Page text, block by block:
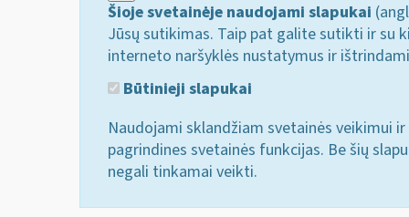
Šioje svetainėje naudojami slapukai
Jūsų sutikimas. Taip pat galite sutikti ir su
interneto naršyklės nustatymus ir
Būtinieji slapukai
Naudojami sklandžiam svetainės veikimui
pagrindines svetainės funkcijas. Be šių
negali tinkamai veikti.